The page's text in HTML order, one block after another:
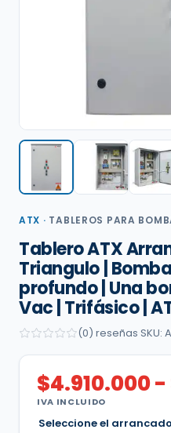
ATX · TABLEROS PARA
Tablero ATX
Triangulo |
profundo | Una
Vac | Trifásico |
(0) reseñas SKU:
$4.910.000-
IVA INCLUIDO
Seleccione el